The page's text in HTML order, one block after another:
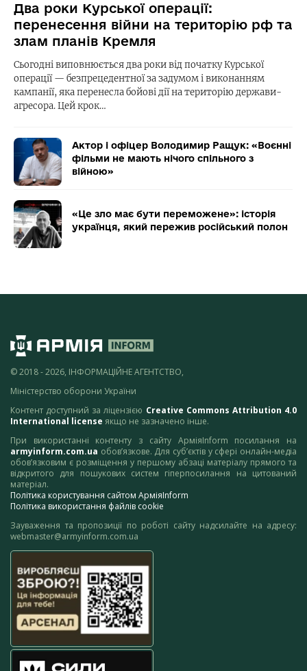
Два роки Курської операції:
перенесення війни на територію рф та
злам планів Кремля
Сьогодні виповнюється два роки від початку Курської
операції — безпрецедентної за задумом і виконанням
кампанії, яка перенесла бойові дії на територію держави-
агресора. Цей крок…
Актор і офіцер Володимир Ращук: «Воєнні
фільми не мають нічого спільного з
війною»
«Це зло має бути переможене»: історія
українця, який пережив російський полон
© 2018 - 2026, ІНФОРМАЦІЙНЕ АГЕНТСТВО,
Міністерство оборони України
Контент доступний за ліцензією Creative Commons Attribution 4.0
International license якщо не зазначено інше.
При використанні контенту з сайту АрміяInform посилання на
armyinform.com.ua обов’язкове. Для суб’єктів у сфері онлайн-медіа
обов’язковим є розміщення у першому абзаці матеріалу прямого та
відкритого для пошукових систем гіперпосилання на цитований
матеріал.
Політика користування сайтом АрміяInform
Політика використання файлів cookie
Зауваження та пропозиції по роботі сайту надсилайте на адресу:
webmaster@armyinform.com.ua